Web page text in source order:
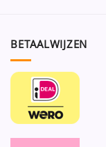
BETAALWIJZEN